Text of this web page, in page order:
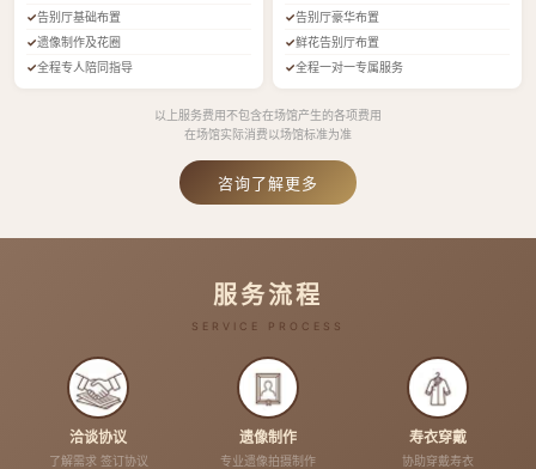
告别厅基础布置
遗像制作及花圈
全程专人陪同指导
告别厅豪华布置
鲜花告别厅布置
全程一对一专属服务
以上服务费用不包含在场馆产生的各项费用
在场馆实际消费以场馆标准为准
咨询了解更多
服务流程
SERVICE PROCESS
洽谈协议
了解需求 签订协议
遗像制作
专业遗像拍摄制作
寿衣穿戴
协助穿戴寿衣